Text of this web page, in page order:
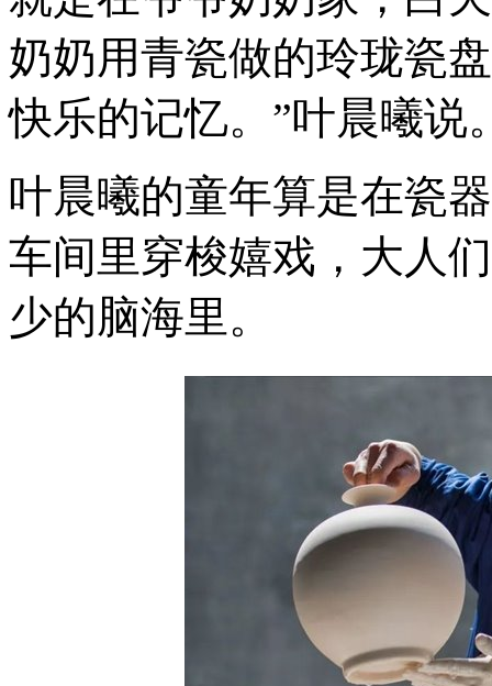
奶奶用青瓷做的玲珑瓷
快乐的记忆。”叶晨曦说
叶晨曦的童年算是在瓷
车间里穿梭嬉戏，大人
少的脑海里。